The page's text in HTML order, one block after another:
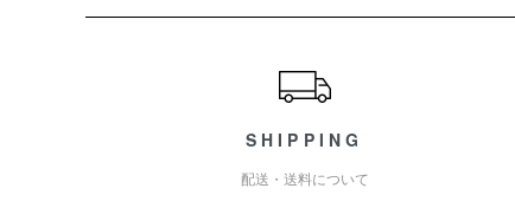
SHIPPING
配送・送料について